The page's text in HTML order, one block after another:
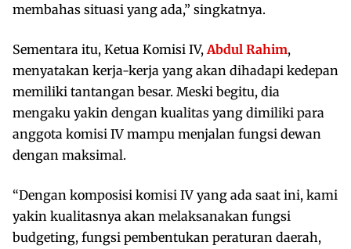
membahas situasi yang ada,” singkatnya.
Sementara itu, Ketua Komisi IV, Abdul Rahim,
menyatakan kerja-kerja yang akan dihadapi kedepan
memiliki tantangan besar. Meski begitu, dia
mengaku yakin dengan kualitas yang dimiliki para
anggota komisi IV mampu menjalan fungsi dewan
dengan maksimal.
“Dengan komposisi komisi IV yang ada saat ini, kami
yakin kualitasnya akan melaksanakan fungsi
budgeting, fungsi pembentukan peraturan daerah,